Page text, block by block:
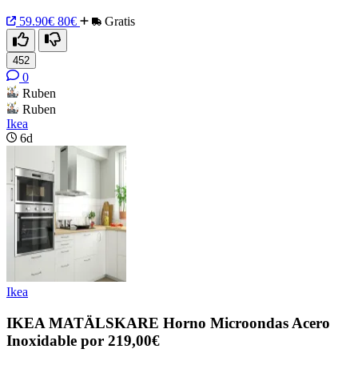
59.90€ 80€ Gratis
452
0
Ruben
Ruben
Ikea
6d
Ikea
IKEA MATÄLSKARE Horno Microondas Acero
Inoxidable por 219,00€